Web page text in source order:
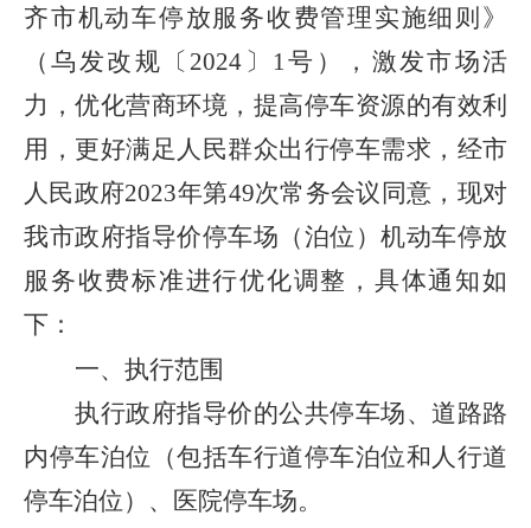
齐市机动车停放服务收费管理实施细则》
（乌发改规〔 2024 〕 1号），激发市场活
力，优化营商环境，提高停车资源的有效利
用，更好满足人民群众出行停车需求，经市
人民政府2023年第49次常务会议同意，现对
我市政府指导价停车场（泊位）机动车停放
服务收费标准进行优化调整，具体通知如
下：
一、执行范围
执行政府指导价的公共停车场、道路路
内停车泊位（包括车行道停车泊位和人行道
停车泊位）、医院停车场。